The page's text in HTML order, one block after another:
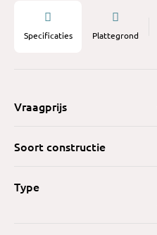
Specificaties Plattegrond
Vraagprijs
Soort constructie
Type